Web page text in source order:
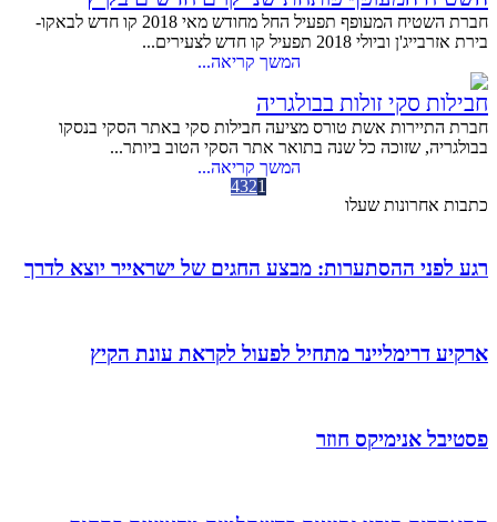
חברת השטיח המעופף תפעיל החל מחודש מאי 2018 קו חדש לבאקו-
בירת אזרבייג'ן וביולי 2018 תפעיל קו חדש לצעירים...
המשך קריאה...
חבילות סקי זולות בבולגריה
חברת התיירות אשת טורס מציעה חבילות סקי באתר הסקי בנסקו
בבולגריה, שזוכה כל שנה בתואר אתר הסקי הטוב ביותר...
המשך קריאה...
1
2
3
4
כתבות אחרונות שעלו
רגע לפני ההסתערות: מבצע החגים של ישראייר יוצא לדרך
ארקיע דרימליינר מתחיל לפעול לקראת עונת הקיץ
פסטיבל אנימיקס חוזר